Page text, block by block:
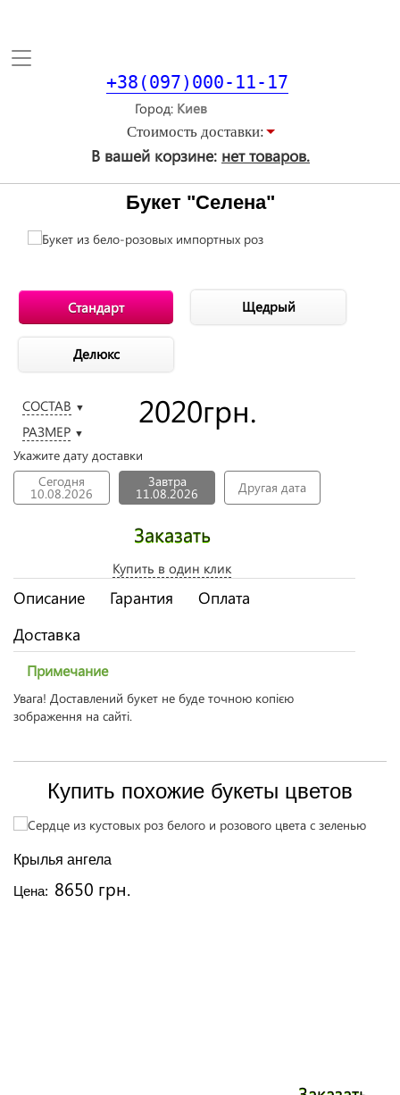
Toggle
+38(097)000-11-17
Город
Стоимость доставки:
В вашей корзине: нет товаров.
Букет "Селена"
Стандарт Щедрый
Делюкс
СОСТАВ ▼
РАЗМЕР ▼
2020грн.
Укажите дату доставки
Сегодня
10.08.2026
Завтра
11.08.2026 Другая дата
Заказать
Купить в один клик
Описание Гарантия
Оплата
Доставка
Примечание
Увага! Доставлений букет не буде точною копією
зображення на сайті.
Купить похожие букеты цветов
Крылья ангела
Цена: 8650 грн.